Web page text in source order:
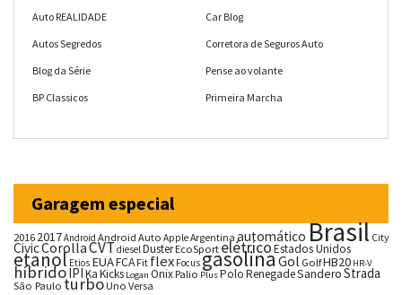
Auto REALIDADE
Autos Segredos
Blog da Série
BP Classicos
Car Blog
Corretora de Seguros Auto
Pense ao volante
Primeira Marcha
Garagem especial
20162017Android Android Auto AppleArgentina automáticoBrasil City
CivicCorollaCVTdiesel DusterEcoSportelétricoEstados Unidos
etanol Etios EUAFCA Fit flex FocusgasolinaGol GolfHB20 HR-V
híbridoIPIKaKicks Logan OnixPalio PlusPoloRenegadeSanderoStrada
São Paulo turboUno Versa